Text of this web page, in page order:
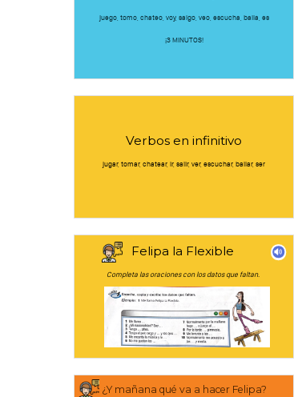
juego, tomo, chateo, voy, salgo, veo, escucha, baila, es
¡3 MINUTOS!
Verbos en infinitivo
jugar, tomar, chatear, ir, salir, ver, escuchar, bailar, ser
Felipa la Flexible
Completa las oraciones con los datos que faltan.
¿Y mañana qué va a hacer Felipa?